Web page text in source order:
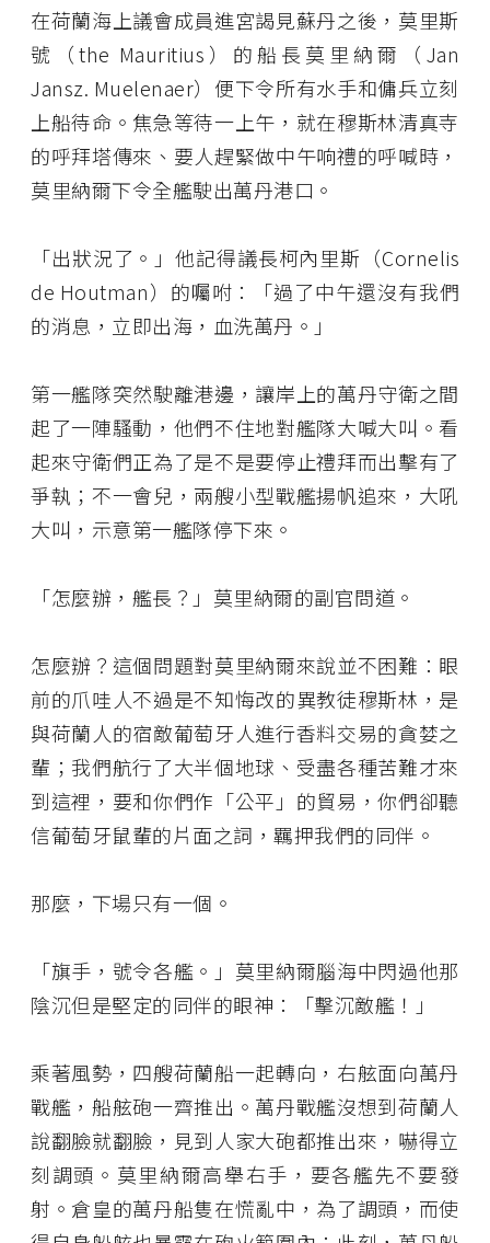
在荷蘭海上議會成員進宮謁見蘇丹之後，莫里斯
號（the Mauritius）的船長莫里納爾（Jan
Jansz. Muelenaer）便下令所有水手和傭兵立刻
上船待命。焦急等待一上午，就在穆斯林清真寺
的呼拜塔傳來、要人趕緊做中午响禮的呼喊時，
莫里納爾下令全艦駛出萬丹港口。
「出狀況了。」他記得議長柯內里斯（Cornelis
de Houtman）的囑咐：「過了中午還沒有我們
的消息，立即出海，血洗萬丹。」
第一艦隊突然駛離港邊，讓岸上的萬丹守衛之間
起了一陣騷動，他們不住地對艦隊大喊大叫。看
起來守衛們正為了是不是要停止禮拜而出擊有了
爭執；不一會兒，兩艘小型戰艦揚帆追來，大吼
大叫，示意第一艦隊停下來。
「怎麼辦，艦長？」莫里納爾的副官問道。
怎麼辦？這個問題對莫里納爾來說並不困難：眼
前的爪哇人不過是不知悔改的異教徒穆斯林，是
與荷蘭人的宿敵葡萄牙人進行香料交易的貪婪之
輩；我們航行了大半個地球、受盡各種苦難才來
到這裡，要和你們作「公平」的貿易，你們卻聽
信葡萄牙鼠輩的片面之詞，羈押我們的同伴。
那麼，下場只有一個。
「旗手，號令各艦。」莫里納爾腦海中閃過他那
陰沉但是堅定的同伴的眼神：「擊沉敵艦！」
乘著風勢，四艘荷蘭船一起轉向，右舷面向萬丹
戰艦，船舷砲一齊推出。萬丹戰艦沒想到荷蘭人
說翻臉就翻臉，見到人家大砲都推出來，嚇得立
刻調頭。莫里納爾高舉右手，要各艦先不要發
射。倉皇的萬丹船隻在慌亂中，為了調頭，而使